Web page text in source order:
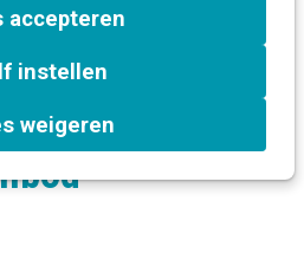
accepteren
instellen
weigeren
UiT-
zo bereik je
voor jouw